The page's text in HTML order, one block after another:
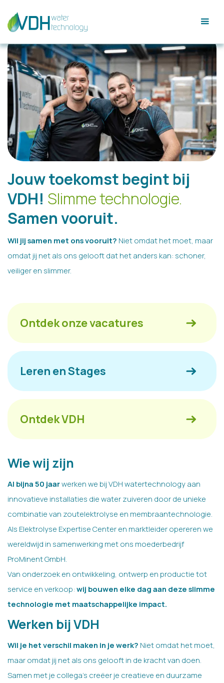
Jouw toekomst begint bij
VDH! Slimme technologie.
Samen vooruit.
Wil jij samen met ons vooruit? Niet omdat het moet, maar
omdat jij net als ons gelooft dat het anders kan: schoner,
veiliger en slimmer.
Ontdek onze vacatures
Leren en Stages
Ontdek VDH
Wie wij zijn
Al bijna 50 jaarwerken we bij VDH watertechnology aan
innovatieve installaties die water zuiveren door de unieke
combinatie van zoutelektrolyse en membraantechnologie.
Als Elektrolyse Expertise Center en marktleider opereren we
wereldwijd in samenwerking met ons moederbedrijf
ProMinent GmbH.
Van onderzoek en ontwikkeling, ontwerp en productie tot
service en verkoop: wij bouwen elke dag aan deze slimme
technologie met maatschappelijke impact.
Werken bij VDH
Wil je het verschil maken in je werk? Niet omdat het moet,
maar omdat jij net als ons gelooft in de kracht van doen.
Samen met je collega’s creëer je creatieve en duurzame